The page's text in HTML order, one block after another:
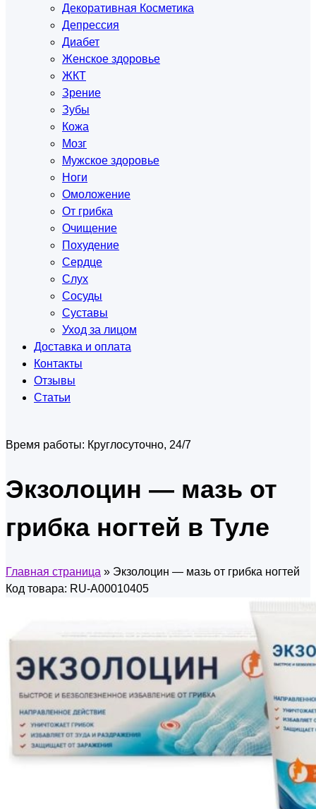
Декоративная Косметика
Депрессия
Диабет
Женское здоровье
ЖКТ
Зрение
Зубы
Кожа
Мозг
Мужское здоровье
Ноги
Омоложение
От грибка
Очищение
Похудение
Сердце
Слух
Сосуды
Суставы
Уход за лицом
Доставка и оплата
Контакты
Отзывы
Статьи
Время работы: Круглосуточно, 24/7
Экзолоцин — мазь от
грибка ногтей в Туле
Главная страница » Экзолоцин — мазь от грибка ногтей
Код товара: RU-A00010405